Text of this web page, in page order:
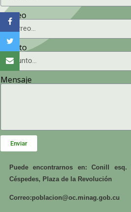
Correo
Asunto
Mensaje
Enviar
Puede encontrarnos en: Conill
Céspedes, Plaza de la Revolución
Correo:poblacion@oc.minag.gob.cu